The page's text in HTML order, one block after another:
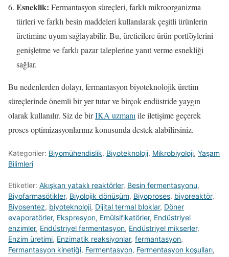
Esneklik: Fermantasyon süreçleri, farklı mikroorganizma
türleri ve farklı besin maddeleri kullanılarak çeşitli ürünlerin
üretimine uyum sağlayabilir. Bu, üreticilere ürün portföylerini
genişletme ve farklı pazar taleplerine yanıt verme esnekliği
sağlar.
Bu nedenlerden dolayı, fermantasyon biyoteknolojik üretim
süreçlerinde önemli bir yer tutar ve birçok endüstride yaygın
olarak kullanılır. Siz de birIKA uzmanı ile iletişime geçerek
proses optimizasyonlarınız konusunda destek alabilirsiniz.
Kategoriler: Biyomühendislik, Biyoteknoloji, Mikrobiyoloji, Yaşam
Bilimleri
Etiketler: Akışkan yataklı reaktörler, Besin fermentasyonu,
Biyofarmasötikler, Biyolojik dönüşüm, Biyoproses, biyoreaktör,
Biyosentez, biyoteknoloji, Dijital termal bloklar, Döner
evaporatörler, Ekspresyon, Emülsifikatörler, Endüstriyel
enzimler, Endüstriyel fermentasyon, Endüstriyel mikserler,
Enzim üretimi, Enzimatik reaksiyonlar, fermantasyon,
Fermantasyon kinetiği, Fermentasyon, Fermentasyon koşulları,